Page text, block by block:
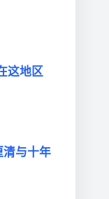
这地区
与十年